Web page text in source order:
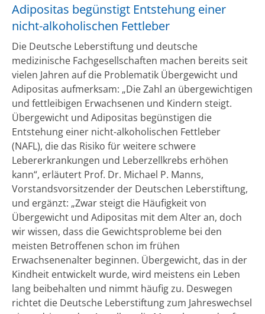
Adipositas begünstigt Entstehung einer
nicht-alkoholischen Fettleber
Die Deutsche Leberstiftung und deutsche
medizinische Fachgesellschaften machen bereits seit
vielen Jahren auf die Problematik Übergewicht und
Adipositas aufmerksam: „Die Zahl an übergewichtigen
und fettleibigen Erwachsenen und Kindern steigt.
Übergewicht und Adipositas begünstigen die
Entstehung einer nicht-alkoholischen Fettleber
(NAFL), die das Risiko für weitere schwere
Lebererkrankungen und Leberzellkrebs erhöhen
kann“, erläutert Prof. Dr. Michael P. Manns,
Vorstandsvorsitzender der Deutschen Leberstiftung,
und ergänzt: „Zwar steigt die Häufigkeit von
Übergewicht und Adipositas mit dem Alter an, doch
wir wissen, dass die Gewichtsprobleme bei den
meisten Betroffenen schon im frühen
Erwachsenenalter beginnen. Übergewicht, das in der
Kindheit entwickelt wurde, wird meistens ein Leben
lang beibehalten und nimmt häufig zu. Deswegen
richtet die Deutsche Leberstiftung zum Jahreswechsel